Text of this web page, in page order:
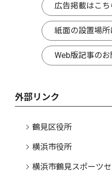
広告掲載はこち
紙面の設置場所
Web版記事の
外部リンク
鶴見区役所
横浜市役所
横浜市鶴見スポーツ